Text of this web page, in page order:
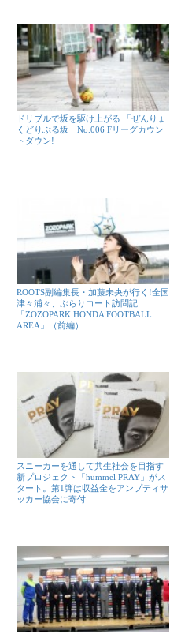
ドリブルで坂を駆け上がる 「ぜんりょ
くどりぶる坂」No.006 Fリーグカウン
トダウン!
ROOTS副編集長・加藤未央が行く!全国
津々浦々、ぶらりコート訪問記
「ZOZOPARK HONDA FOOTBALL
AREA」（前編）
スニーカーを通して共生社会を目指す
新プロジェクト「hummel PRAY」がス
タート。第1弾は収益金をアンプティサ
ッカー協会に寄付